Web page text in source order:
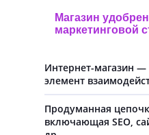
Магазин
маркетинговой
Интернет-магазин
элемент
Продуманная
включающая SEO,